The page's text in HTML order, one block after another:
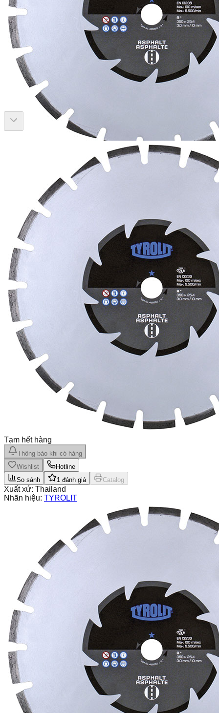
Tạm hết hàng
Thông báo khi có hàng
Wishlist
Hotline
So sánh
1 đánh giá Catalog
Xuất xứ: Thailand
Nhãn hiệu: TYROLIT